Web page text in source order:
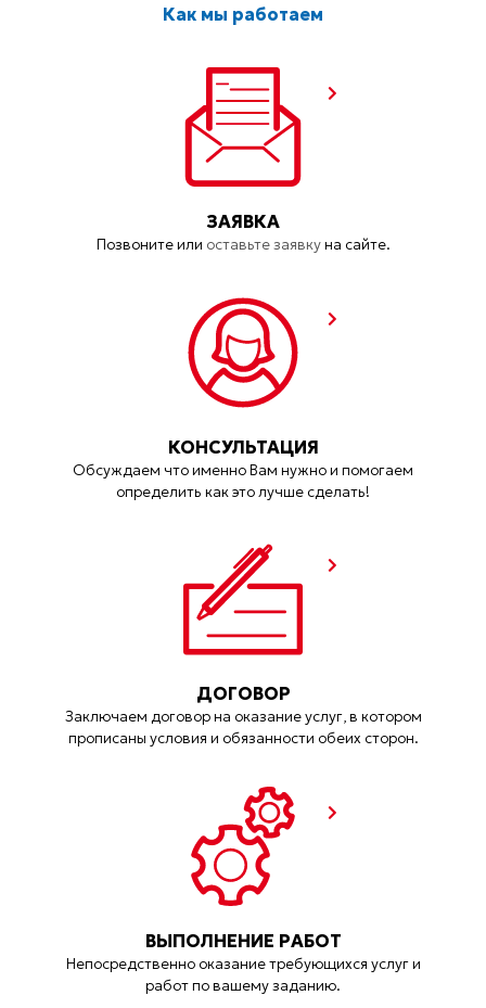
Как мы работаем
ЗАЯВКА
Позвоните или оставьте заявкуна сайте.
КОНСУЛЬТАЦИЯ
Обсуждаем что именно Вам нужно и помогаем
определить как это лучше сделать!
ДОГОВОР
Заключаем договор на оказание услуг, в котором
прописаны условия и обязанности обеих сторон.
ВЫПОЛНЕНИЕ РАБОТ
Непосредственно оказание требующихся услуг и
работ по вашему заданию.